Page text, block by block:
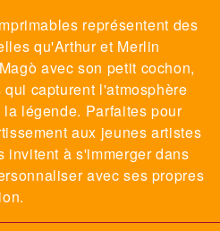
représentent des
qu'Arthur et Merlin
avec son petit cochon,
capturent l'atmosphère
légende. Parfaites pour
aux jeunes artistes
invitent à s'immerger dans
avec ses propres